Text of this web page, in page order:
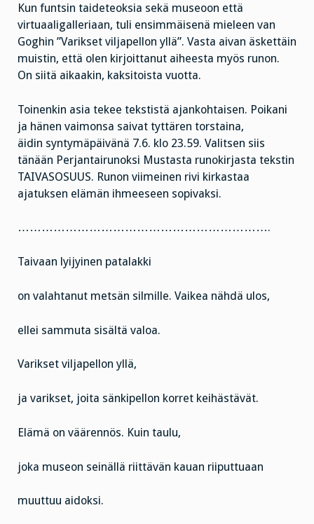
Kun funtsin taideteoksia sekä museoon että
virtuaaligalleriaan, tuli ensimmäisenä mieleen van
Goghin ”Varikset viljapellon yllä”. Vasta aivan äskettäin
muistin, että olen kirjoittanut aiheesta myös runon.
On siitä aikaakin, kaksitoista vuotta.
Toinenkin asia tekee tekstistä ajankohtaisen. Poikani
ja hänen vaimonsa saivat tyttären torstaina,
äidin syntymäpäivänä 7.6. klo 23.59. Valitsen siis
tänään Perjantairunoksi Mustasta runokirjasta tekstin
TAIVASOSUUS. Runon viimeinen rivi kirkastaa
ajatuksen elämän ihmeeseen sopivaksi.
……………………………………………………….
Taivaan lyijyinen patalakki
on valahtanut metsän silmille. Vaikea nähdä ulos,
ellei sammuta sisältä valoa.
Varikset viljapellon yllä,
ja varikset, joita sänkipellon korret keihästävät.
Elämä on väärennös. Kuin taulu,
joka museon seinällä riittävän kauan riiputtuaan
muuttuu aidoksi.